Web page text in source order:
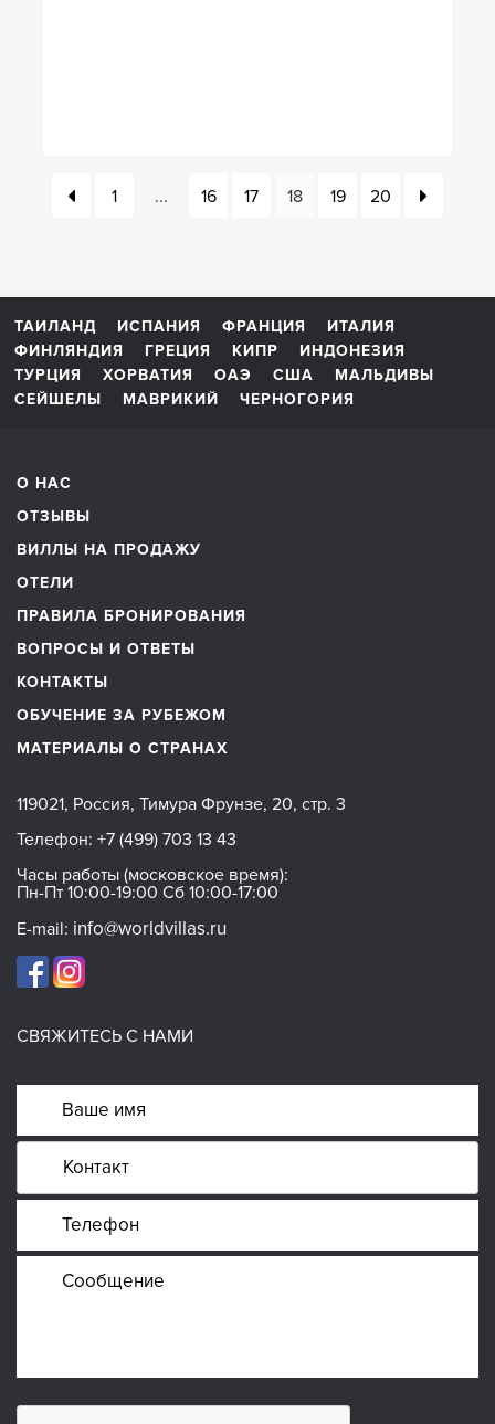
1 ... 16 17 18 19 20
ТАИЛАНД ИСПАНИЯ ФРАНЦИЯ
ИТАЛИЯ
ФИНЛЯНДИЯ
ГРЕЦИЯ КИПР
ИНДОНЕЗИЯ
ТУРЦИЯ
ХОРВАТИЯ ОАЭ США
МАЛЬДИВЫ
СЕЙШЕЛЫ
МАВРИКИЙ ЧЕРНОГОРИЯ
О НАС
ОТЗЫВЫ
ВИЛЛЫ НА ПРОДАЖУ
ОТЕЛИ
ПРАВИЛА БРОНИРОВАНИЯ
ВОПРОСЫ И ОТВЕТЫ
КОНТАКТЫ
ОБУЧЕНИЕ ЗА РУБЕЖОМ
МАТЕРИАЛЫ О СТРАНАХ
119021, Россия, Тимура Фрунзе, 20, стр. 3
Телефон: +7 (499) 703 13 43
Часы работы (московское время):
Пн-Пт 10:00-19:00 Сб 10:00-17:00
E-mail: info@worldvillas.ru
СВЯЖИТЕСЬ С НАМИ